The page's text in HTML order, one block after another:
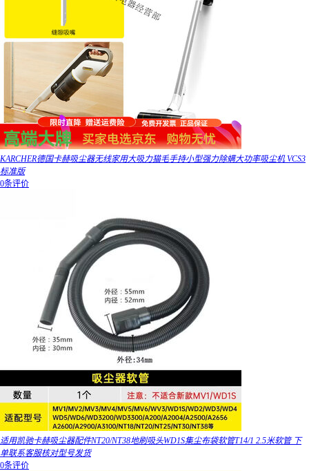
KARCHER德国卡赫吸尘器无线家用大吸力猫毛手持小型强力除螨大功率吸尘机 VCS3
标准版
0条评价
适用凯驰卡赫吸尘器配件NT20/NT38地刷吸头WD1S集尘布袋软管T14/1 2.5米软管 下
单联系客服核对型号发货
0条评价